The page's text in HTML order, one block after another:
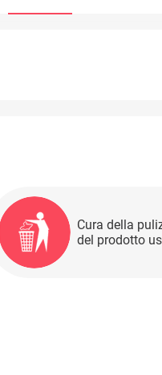
Cura della
del prodotto